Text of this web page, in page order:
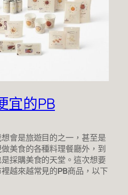
宜的PB
會是旅遊目的之一，甚至是
美食的各種料理餐廳外，到
採購美食的天堂。這次想要
越來越常見的PB商品，以下